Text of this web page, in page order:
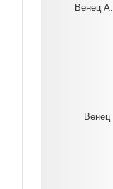
Венец